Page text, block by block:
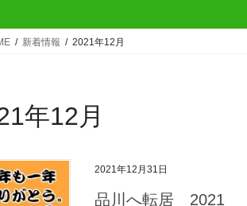
新着情報 2021年12月
年12月
2021年12月31日
品川へ転居 2021